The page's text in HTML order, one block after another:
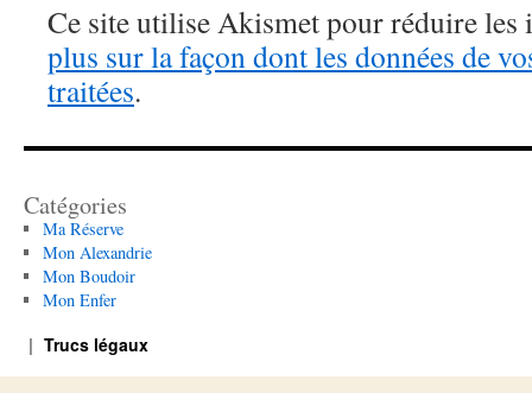
Ce site utilise Akismet pour réduire les
plus sur la façon dont les données de
traitées.
Catégories
Ma Réserve
Mon Alexandrie
Mon Boudoir
Mon Enfer
Trucs légaux